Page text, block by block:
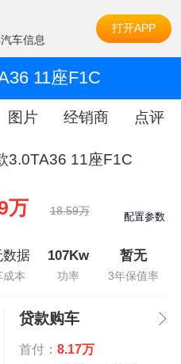
车信息
打开APP
11座F1C
图片 经销商 点评
3.0TA36 11座F1C
万 18.59万 配置参数
数据
成本
107Kw
功率
暂无
3年保值率
贷款购车
首付： 8.17万